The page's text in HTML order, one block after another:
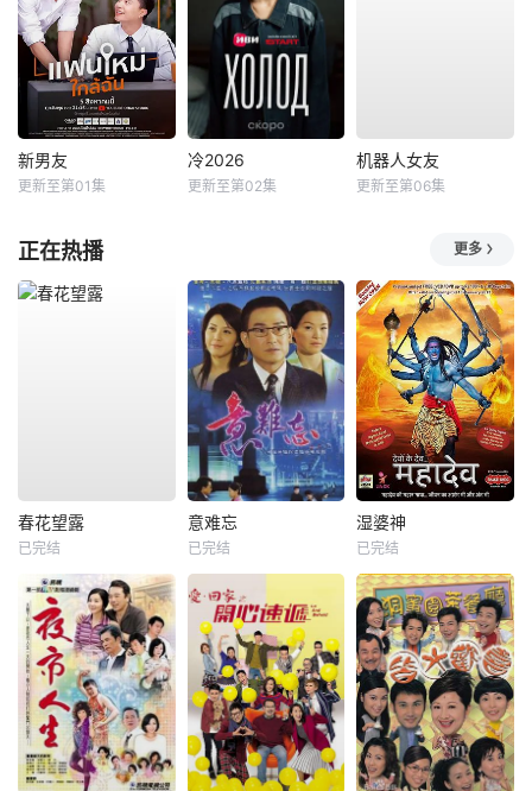
新男友
更新至第01集
冷2026
更新至第02集
机器人女友
更新至第06集
正在热播 更多
春花望露
已完结
意难忘
已完结
湿婆神
已完结